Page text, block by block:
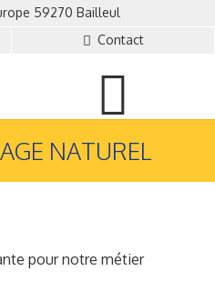
59270 Bailleul
Contact
NATUREL
pour notre métier